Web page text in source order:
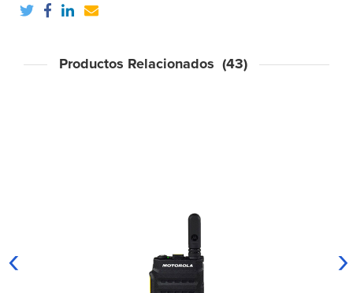
Productos Relacionados (43)
‹ ›